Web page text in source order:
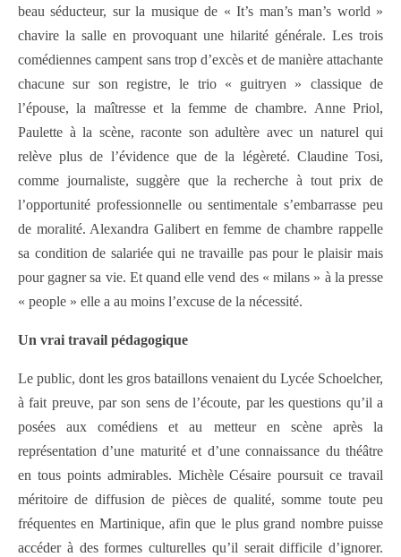
beau séducteur, sur la musique de « It’s man’s man’s world »
chavire la salle en provoquant une hilarité générale. Les trois
comédiennes campent sans trop d’excès et de manière attachante
chacune sur son registre, le trio « guitryen » classique de
l’épouse, la maîtresse et la femme de chambre. Anne Priol,
Paulette à la scène, raconte son adultère avec un naturel qui
relève plus de l’évidence que de la légèreté. Claudine Tosi,
comme journaliste, suggère que la recherche à tout prix de
l’opportunité professionnelle ou sentimentale s’embarrasse peu
de moralité. Alexandra Galibert en femme de chambre rappelle
sa condition de salariée qui ne travaille pas pour le plaisir mais
pour gagner sa vie. Et quand elle vend des « milans » à la presse
« people » elle a au moins l’excuse de la nécessité.
Un vrai travail pédagogique
Le public, dont les gros bataillons venaient du Lycée Schoelcher,
à fait preuve, par son sens de l’écoute, par les questions qu’il a
posées aux comédiens et au metteur en scène après la
représentation d’une maturité et d’une connaissance du théâtre
en tous points admirables. Michèle Césaire poursuit ce travail
méritoire de diffusion de pièces de qualité, somme toute peu
fréquentes en Martinique, afin que le plus grand nombre puisse
accéder à des formes culturelles qu’il serait difficile d’ignorer.